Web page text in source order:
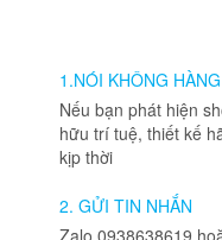
1.NÓI KHÔNG
Nếu bạn phát hiện
hữu trí tuệ, thiết kế
kịp thời
2. GỬI TIN NHẮN